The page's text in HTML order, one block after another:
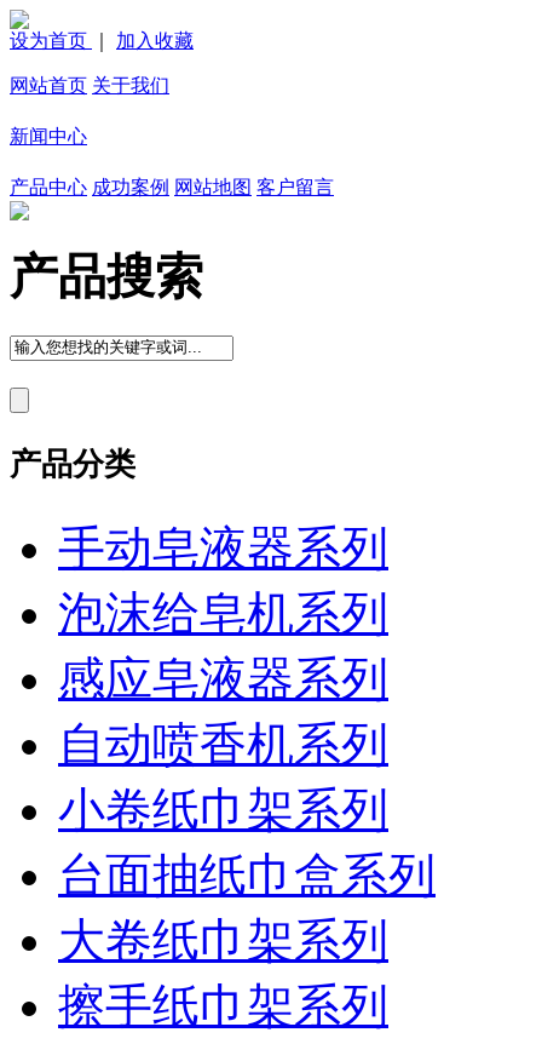
设为首页 加入收藏
网站首页 关于我们
新闻中心
产品中心 成功案例 网站地图 客户留言
产品搜索
产品分类
手动皂液器系列
泡沫给皂机系列
感应皂液器系列
自动喷香机系列
小卷纸巾架系列
台面抽纸巾盒系列
大卷纸巾架系列
擦手纸巾架系列